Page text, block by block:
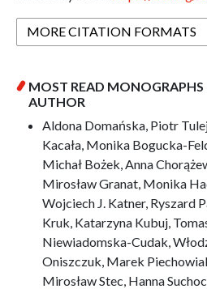
MORE CITATION FORMATS
MOST READ MONOGRAPHS
AUTHOR
Aldona Domańska, Piotr
Kacała, Monika Bogucka-
Michał Bożek, Anna
Mirosław Granat, Monika
Wojciech J. Katner, Ryszard
Kruk, Katarzyna Kubuj,
Niewiadomska-Cudak,
Oniszczuk, Marek
Mirosław Stec, Hanna